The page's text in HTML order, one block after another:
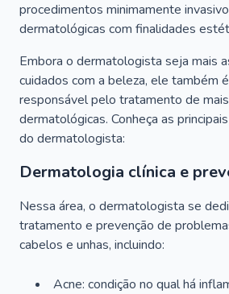
procedimentos minimamente
dermatológicas com finalidades
Embora o dermatologista seja mais
cuidados com a beleza, ele também
responsável pelo tratamento de
dermatológicas. Conheça as
do dermatologista:
Dermatologia clínica e
Nessa área, o dermatologista se
tratamento e prevenção de
cabelos e unhas, incluindo:
Acne: condição no qual há